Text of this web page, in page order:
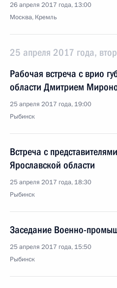
26 апреля 2017 года, 13:00
Москва, Кремль
25 апреля 2017 года,
Рабочая встреча с врио
области Дмитрием
25 апреля 2017 года, 19:00
Рыбинск
Встреча с
Ярославской области
25 апреля 2017 года, 18:30
Рыбинск
Заседание Военно-
25 апреля 2017 года, 15:50
Рыбинск